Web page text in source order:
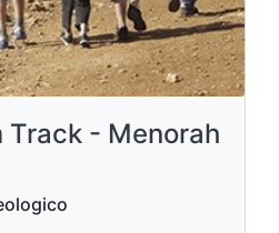
Track - Menorah